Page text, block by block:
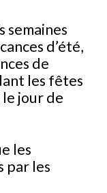
semaines
d’été,
de
les fêtes
jour de
les
par les